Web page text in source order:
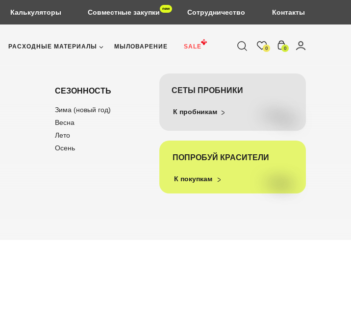
Калькуляторы Сотрудничество Контакты
Совместные закупки new
0 0
SALE
%
РАСХОДНЫЕ МАТЕРИАЛЫ МЫЛОВАРЕНИЕ
СЕЗОННОСТЬ
Осень
Лето
СЕТЫ ПРОБНИКИ
Весна
Зима (новый год) К пробникам
К покупкам
ПОПРОБУЙ КРАСИТЕЛИ